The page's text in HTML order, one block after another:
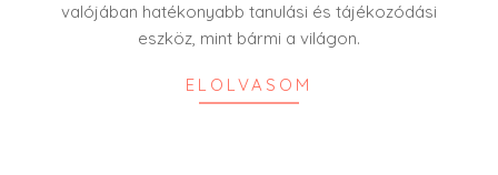
valójában hatékonyabb tanulási és tájékozódási
eszköz, mint bármi a világon.
ELOLVASOM